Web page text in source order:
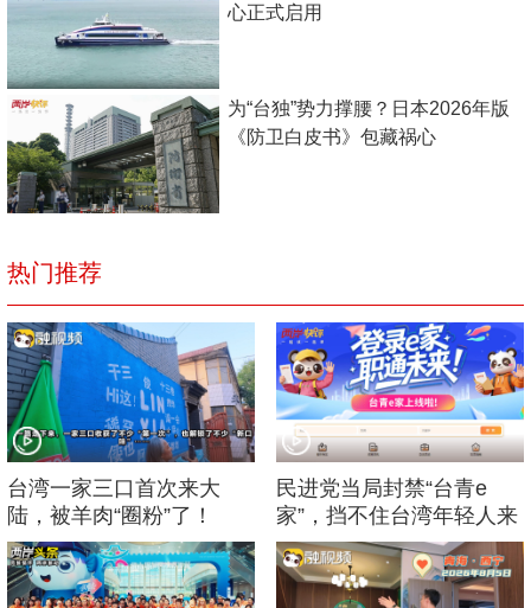
心正式启用
为“台独”势力撑腰？日本2026年版
《防卫白皮书》包藏祸心
热门推荐
台湾一家三口首次来大
陆，被羊肉“圈粉”了！
民进党当局封禁“台青e
家”，挡不住台湾年轻人来
大陆的脚步！